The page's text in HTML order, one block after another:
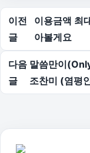
글 탐색
이전
글
이용금액 최
아볼게요
다음
글
말씀만이
조찬미 (염평